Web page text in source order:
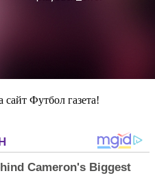
сайт Футбол газета!